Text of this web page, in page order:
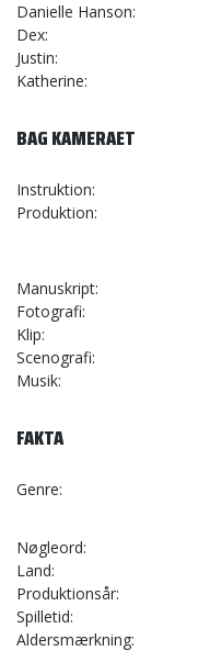
Danielle Hanson
Dex
Justin
Katherine
BAG KAMERAET
Instruktion
Produktion
Manuskript
Fotografi
Klip
Scenografi
Musik
FAKTA
Genre
Nøgleord
Land
Produktionsår
Spilletid
Aldersmærkning